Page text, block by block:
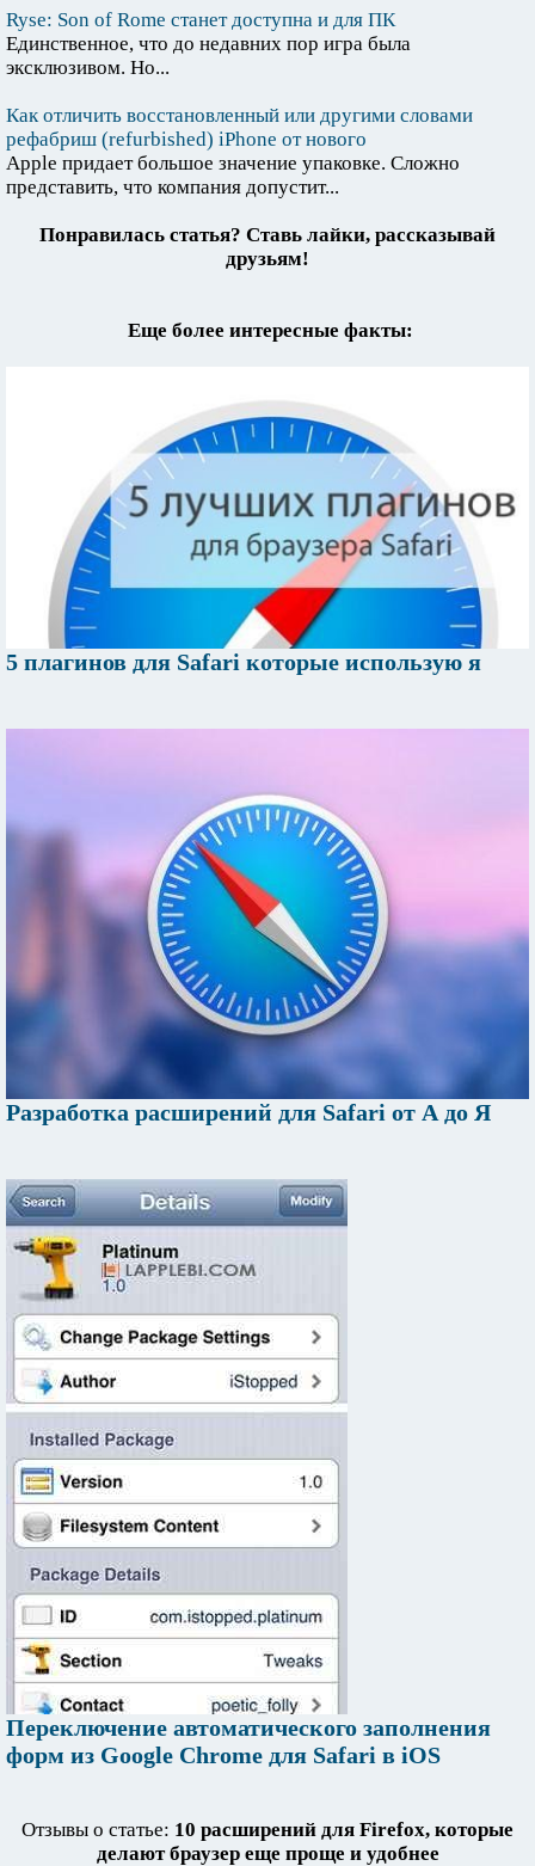
Ryse: Son of Rome станет доступна и для ПК
Единственное, что до недавних пор игра была
эксклюзивом. Но...
Как отличить восстановленный или другими словами
рефабриш (refurbished) iPhone от нового
Apple придает большое значение упаковке. Сложно
представить, что компания допустит...
Понравилась статья? Ставь лайки, рассказывай
друзьям!
Еще более интересные факты:
5 плагинов для Safari которые использую я
Разработка расширений для Safari от А до Я
Переключение автоматического заполнения
форм из Google Chrome для Safari в iOS
Отзывы о статье: 10 расширений для Firefox, которые
делают браузер еще проще и удобнее